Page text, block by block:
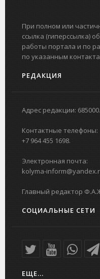
При полном или
ссылка (гиперссылка)
работы портала и по
по указанным
РЕДАКЦИЯ
Адрес редакции:
Контактные телефоны:
+7 964 455 1698.
Электронная почта:
kolyma-
Главный редактор
СОЦИАЛЬНЫЕ СЕТИ
ЕЩЕ...